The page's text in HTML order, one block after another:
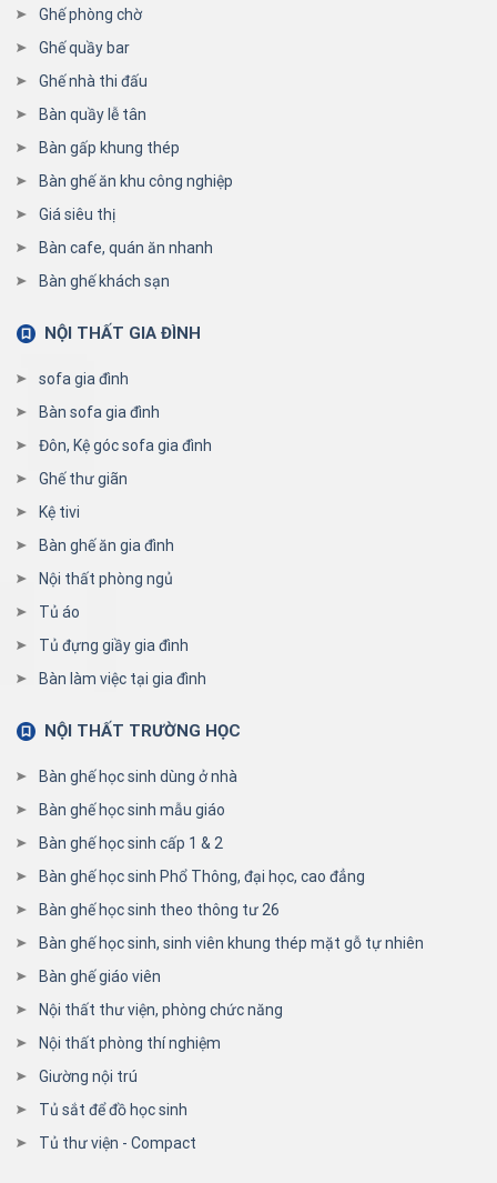
Ghế phòng chờ
Ghế quầy bar
Ghế nhà thi đấu
Bàn quầy lễ tân
Bàn gấp khung thép
Bàn ghế ăn khu công nghiệp
Giá siêu thị
Bàn cafe, quán ăn nhanh
Bàn ghế khách sạn
NỘI THẤT GIA ĐÌNH
sofa gia đình
Bàn sofa gia đình
Đôn, Kệ góc sofa gia đình
Ghế thư giãn
Kệ tivi
Bàn ghế ăn gia đình
Nội thất phòng ngủ
Tủ áo
Tủ đựng giầy gia đình
Bàn làm việc tại gia đình
NỘI THẤT TRƯỜNG HỌC
Bàn ghế học sinh dùng ở nhà
Bàn ghế học sinh mẫu giáo
Bàn ghế học sinh cấp 1 & 2
Bàn ghế học sinh Phổ Thông, đại học, cao đẳng
Bàn ghế học sinh theo thông tư 26
Bàn ghế học sinh, sinh viên khung thép mặt gỗ tự nhiên
Bàn ghế giáo viên
Nội thất thư viện, phòng chức năng
Nội thất phòng thí nghiệm
Giường nội trú
Tủ sắt để đồ học sinh
Tủ thư viện - Compact